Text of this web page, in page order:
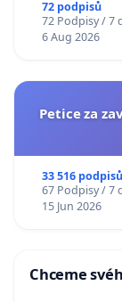
72 podpisů
72 Podpisy / 7
6 Aug 2026
Petice za
33 516 podpisů
67 Podpisy / 7
15 Jun 2026
Chceme